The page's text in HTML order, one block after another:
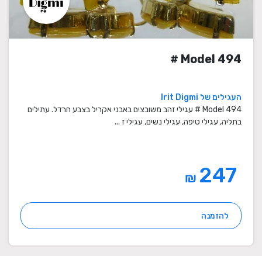
Model 494 #
העגילים של Irit Digmi
Model 494 # עגילי זהב משובצים באבני אקריל בצבע חרדל. עתילים
בתליה, עגילי טיפה, עגילי נשים, עגילי ז ...
₪
להזמנה